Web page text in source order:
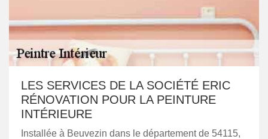
LES SERVICES DE LA SOCIÉTÉ ERIC
RÉNOVATION POUR LA PEINTURE
INTÉRIEURE
Installée à Beuvezin dans le département de 54115,